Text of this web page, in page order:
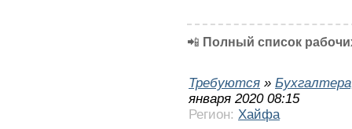
📲 Полный список
Требуются »
января 2020 08:15
Регион: Хайфа